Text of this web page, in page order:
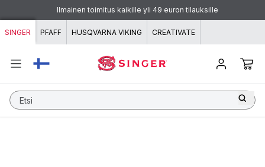
Siirry sisältöön
Maksa KLARNAlla - joustavaa ja yksinkertaista!
Ilmainen toimitus kaikille yli 49 euron tilauksille
SINGER PFAFF HUSQVARNA VIKING CREATIVATE
Etsi